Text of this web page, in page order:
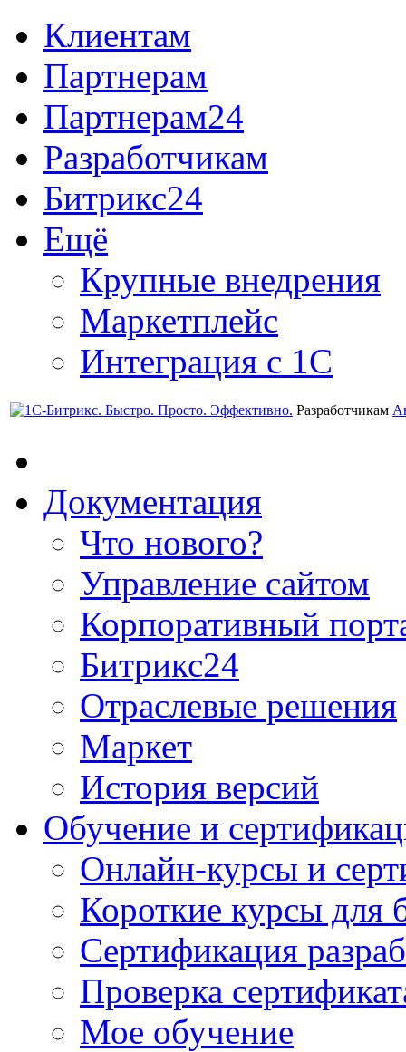
Клиентам
Партнерам
Партнерам24
Разработчикам
Битрикс24
Ещё
Крупные внедрения
Маркетплейс
Интеграция с 1С
Разработчикам
Документация
Что нового?
Управление сайтом
Корпоративный
Битрикс24
Отраслевые решения
Маркет
История версий
Обучение и
Онлайн-курсы и
Короткие курсы для
Сертификация
Проверка
Мое обучение